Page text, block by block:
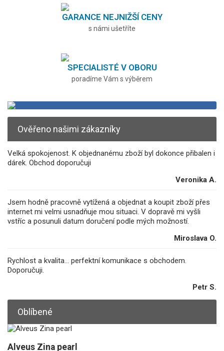
GARANCE NEJNIŽŠÍ CENY
s námi ušetříte
SPECIALISTÉ V OBORU
poradíme Vám s výběrem
Ověřeno našimi zákazníky
Velká spokojenost. K objednanému zboží byl dokonce přibalen i
dárek. Obchod doporučuji
Veronika A.
Jsem hodně pracovně vytížená a objednat a koupit zboží přes
internet mi velmi usnadňuje mou situaci. V dopravě mi vyšli
vstříc a posunuli datum doručení podle mých možností.
Miroslava O.
Rychlost a kvalita... perfektní komunikace s obchodem.
Doporučuji.
Petr S.
Oblíbené
Alveus Zina pearl